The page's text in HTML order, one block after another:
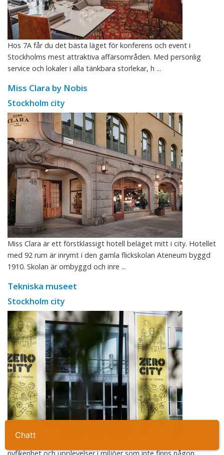
Ta kontakt
Hos 7A får du det bästa läget för konferens och event i
Stockholms mest attraktiva affärsområden. Med personlig
service och lokaler i alla tänkbara storlekar, h ...
Miss Clara by Nobis
Stockholm city
Miss Clara är ett förstklassigt hotell beläget mitt i city. Hotellet
med 92 rum är inrymt i den gamla flickskolan Ateneum byggd
1910. Skolan är ombyggd och inre ...
Tekniska museet
Stockholm city